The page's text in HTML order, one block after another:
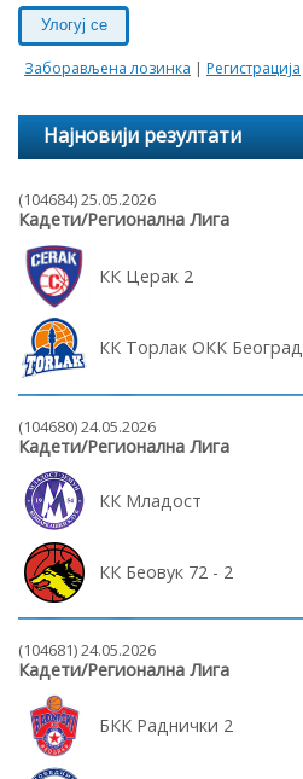
Улогуј се
Заборављена лозинка | Регистрација
Најновији резултати
(104684) 25.05.2026
Кадети/Регионална Лига
КК Церак 2
КК Торлак ОКК Београд
(104680) 24.05.2026
Кадети/Регионална Лига
КК Младост
КК Беовук 72 - 2
(104681) 24.05.2026
Кадети/Регионална Лига
БКК Раднички 2